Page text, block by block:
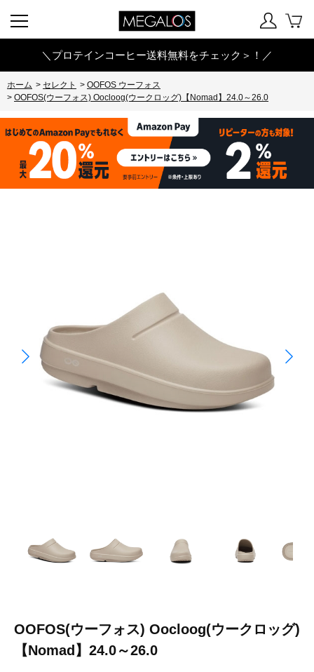
＼プロテインコーヒー送料無料をチェック＞！／
ホーム > セレクト > OOFOS ウーフォス
> OOFOS(ウーフォス) Oocloog(ウークロッグ)【Nomad】24.0～26.0
OOFOS(ウーフォス) Oocloog(ウークロッグ)
【Nomad】24.0～26.0